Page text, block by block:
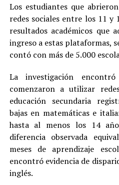
Los estudiantes que
redes sociales entre los 11 y
resultados académicos que
ingreso a estas plataformas,
contó con más de 5.000
La investigación
comenzaron a utilizar
educación secundaria
bajas en matemáticas e
hasta al menos los 14
diferencia observada
meses de aprendizaje
encontró evidencia de
inglés.